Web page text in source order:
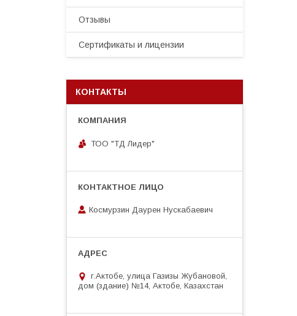
Отзывы
Сертификаты и лицензии
КОНТАКТЫ
ТОО "ТД Лидер"
Космурзин Даурен Нускабаевич
г.Актобе, улица Газизы Жубановой,
дом (здание) №14, Актобе, Казахстан